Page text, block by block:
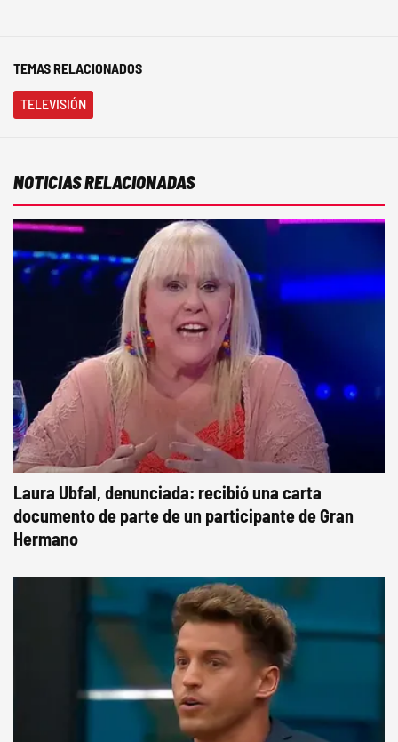
TEMAS RELACIONADOS
TELEVISIÓN
NOTICIAS RELACIONADAS
Laura Ubfal, denunciada: recibió una carta
documento de parte de un participante de Gran
Hermano